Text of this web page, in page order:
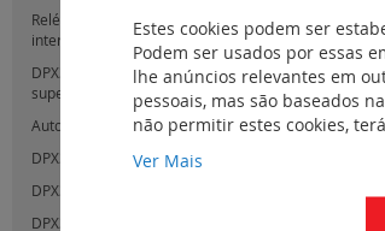
Relé diferencial e toros para disjuntores e
interruptores DPX3(7)
DPX3 160, 250, 630 e 1600 - alimentação e
supervisão
Automatismos para inversores de rede(18)
DPX3 1600 - versão seccionável
DPX3 630 - comandos rotativos
DPX3 1600 - versão seccionável e comandos
Estes cookies podem ser
Podem ser usados por essas
lhe anúncios relevantes em
pessoais, mas são baseados
não permitir estes cookies,
Ver Mais